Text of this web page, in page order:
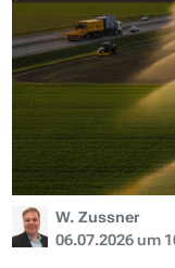
W. Zussner
06.07.2026 um